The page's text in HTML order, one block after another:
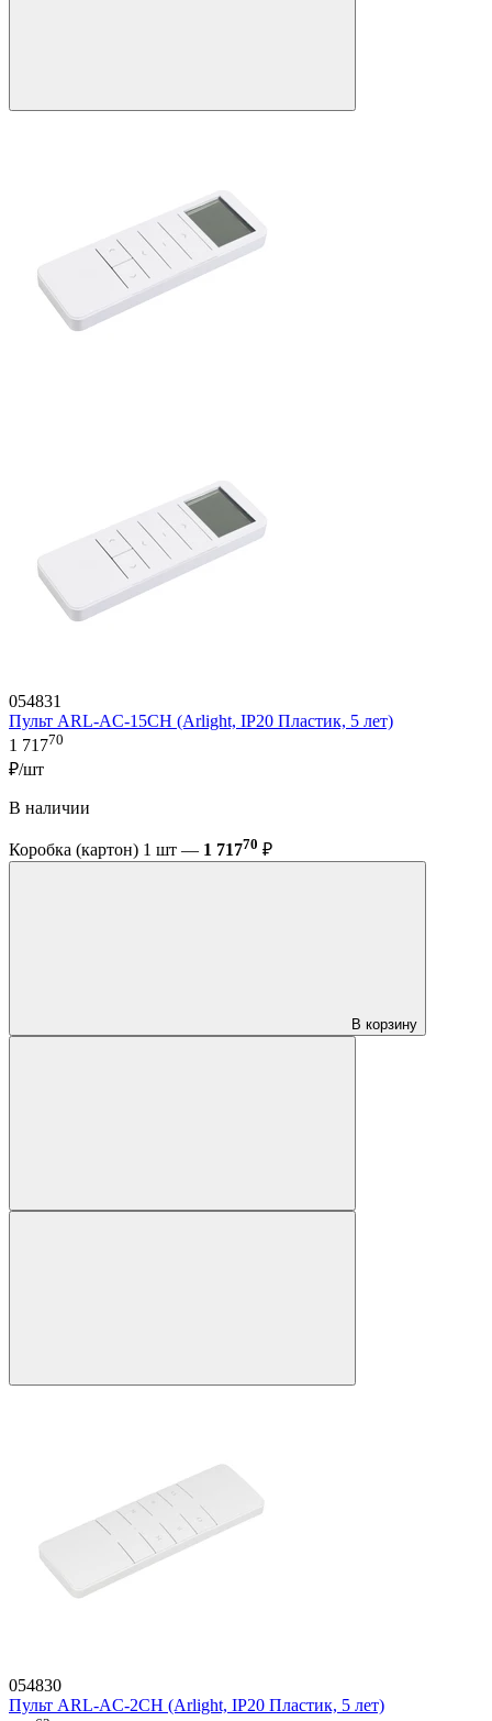
054831
Пульт ARL-AC-15CH (Arlight, IP20 Пластик, 5 лет)
1 71770
₽/шт
В наличии
Коробка (картон) 1 шт — 1 71770 ₽
В корзину
054830
Пульт ARL-AC-2CH (Arlight, IP20 Пластик, 5 лет)